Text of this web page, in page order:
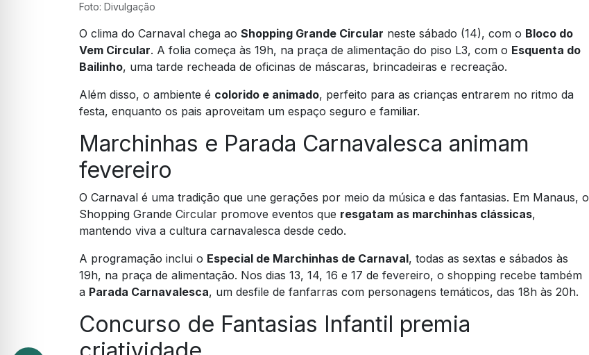
Foto: Divulgação
O clima do Carnaval chega ao Shopping Grande Circular neste sábado (14), com o Bloco do
Vem Circular. A folia começa às 19h, na praça de alimentação do piso L3, com o Esquenta do
Bailinho, uma tarde recheada de oficinas de máscaras, brincadeiras e recreação.
Além disso, o ambiente é colorido e animado, perfeito para as crianças entrarem no ritmo da
festa, enquanto os pais aproveitam um espaço seguro e familiar.
Marchinhas e Parada Carnavalesca animam
fevereiro
O Carnaval é uma tradição que une gerações por meio da música e das fantasias. Em Manaus, o
Shopping Grande Circular promove eventos que resgatam as marchinhas clássicas,
mantendo viva a cultura carnavalesca desde cedo.
A programação inclui o Especial de Marchinhas de Carnaval, todas as sextas e sábados às
19h, na praça de alimentação. Nos dias 13, 14, 16 e 17 de fevereiro, o shopping recebe também
a Parada Carnavalesca, um desfile de fanfarras com personagens temáticos, das 18h às 20h.
Concurso de Fantasias Infantil premia